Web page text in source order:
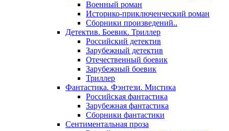
Военный роман
Историко-приключенческий роман
Сборники произведений..
Детектив. Боевик. Триллер
Российский детектив
Зарубежный детектив
Отечественный боевик
Зарубежный боевик
Триллер
Фантастика. Фэнтези. Мистика
Российская фантастика
Зарубежная фантастика
Сборники фантастики
Сентиментальная проза